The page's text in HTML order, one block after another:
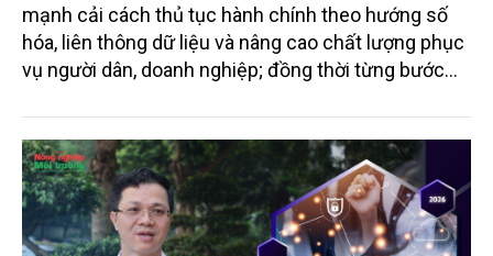
mạnh cải cách thủ tục hành chính theo hướng số
hóa, liên thông dữ liệu và nâng cao chất lượng phục
vụ người dân, doanh nghiệp; đồng thời từng bước
hành chính ngành Nông nghiệp và Môi trường theo
mô hình tập trung, thống nhất trên toàn quốc.